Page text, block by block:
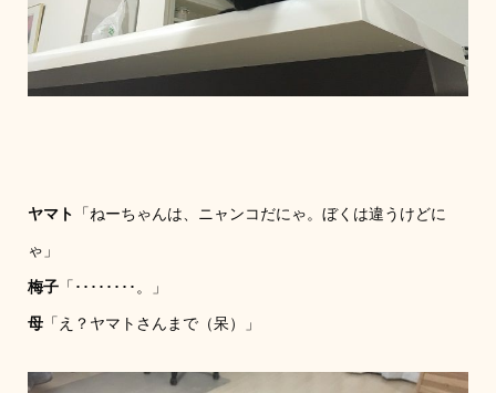
ヤマト 「ねーちゃんは、ニャンコだにゃ。ぼくは違うけどに
ゃ」
梅子「････････。」
母「え？ヤマトさんまで（呆）」